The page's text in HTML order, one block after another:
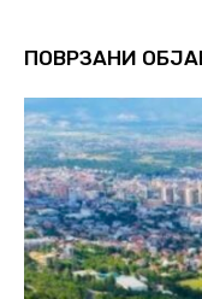
ПОВРЗАНИ